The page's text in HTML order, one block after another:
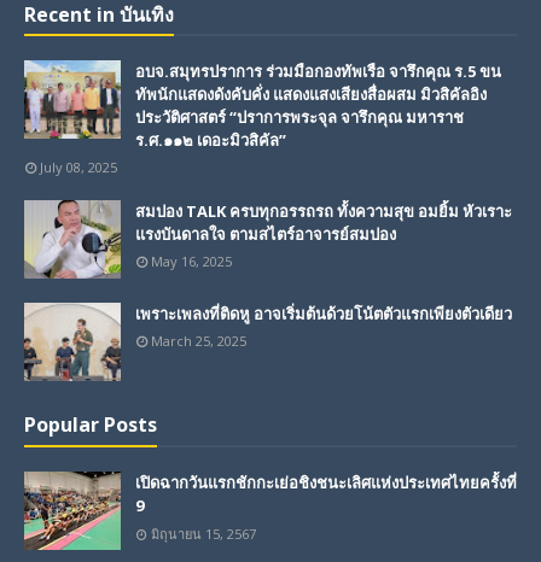
Recent in บันเทิง
อบจ.สมุทรปราการ ร่วมมือกองทัพเรือ จารึกคุณ ร.5 ขน
ทัพนักแสดงดังคับคั่ง แสดงแสงเสียงสื่อผสม มิวสิคัลอิง
ประวัติศาสตร์ “ปราการพระจุล จารึกคุณ มหาราช
ร.ศ.๑๑๒ เดอะมิวสิคัล”
July 08, 2025
สมปอง TALK ครบทุกอรรถรถ ทั้งความสุข อมยิ้ม หัวเราะ
แรงบันดาลใจ ตามสไตร์อาจารย์สมปอง
May 16, 2025
เพราะเพลงที่ติดหู อาจเริ่มต้นด้วยโน้ตตัวแรกเพียงตัวเดียว
March 25, 2025
Popular Posts
เปิดฉากวันแรกชักกะเย่อชิงชนะเลิศแห่งประเทศไทยครั้งที่
9
มิถุนายน 15, 2567